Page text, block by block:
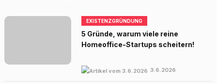
EXISTENZGRÜNDUNG
5 Gründe, warum viele reine
Homeoffice-Startups scheitern!
3.6.2026